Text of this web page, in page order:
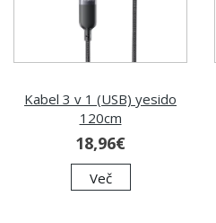
Kabel 3 v 1 (USB) yesido
120cm
18,96€
Več